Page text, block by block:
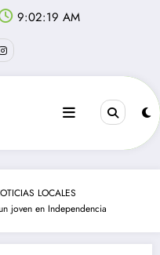
9:02:20 AM
LOCALES
joven en Independencia